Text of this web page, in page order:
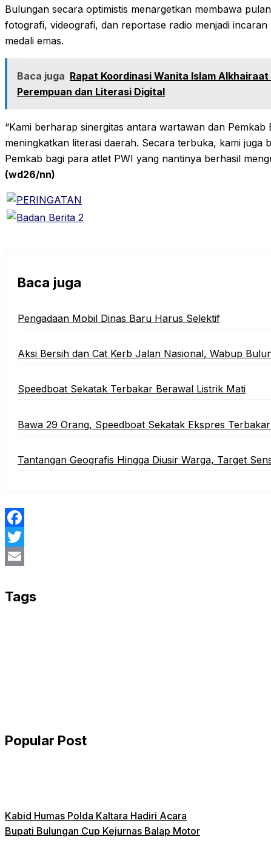
Bulungan secara optimistis menargetkan membawa
fotografi, videografi, dan reportase radio menjadi incaran
medali emas.‎‎
Baca juga Rapat Koordinasi Wanita Islam
Perempuan dan Literasi Digital
“Kami berharap sinergitas antara wartawan dan
meningkatkan literasi daerah. Secara terbuka, kami juga
Pemkab bagi para atlet PWI yang nantinya berhasil
(wd26/nn) ‎
Baca juga
‎Pengadaan Mobil Dinas Baru Harus Selektif
‎Aksi Bersih dan Cat Kerb Jalan Nasional, Wabup
Speedboat Sekatak Terbakar Berawal Listrik Mati
Bawa 29 Orang, Speedboat Sekatak Ekspres
Tantangan Geografis Hingga Diusir Warga, Target
Facebook
Twitter
Tags
Popular Post
Kabid Humas Polda Kaltara Hadiri Acara
Bupati Bulungan Cup Kejurnas Balap Motor